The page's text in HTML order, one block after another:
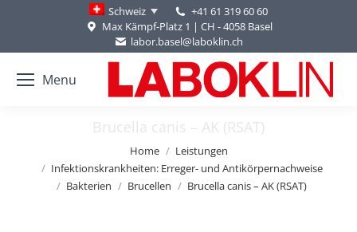
Schweiz
+41 61 319 60 60
Max Kämpf-Platz 1 | CH - 4058 Basel
labor.basel@laboklin.ch
Menu
Brucella canis – AK (RSAT)
Home
Leistungen
Infektionskrankheiten: Erreger- und Antikörpernachweise
Bakterien
Brucellen Brucella canis – AK (RSAT)